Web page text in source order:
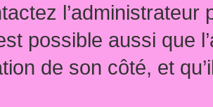
l’administrateur
possible aussi que
de son côté, et